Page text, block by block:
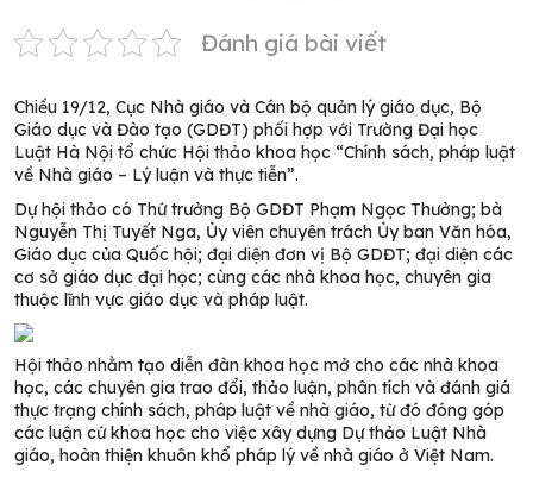
Đánh giá bài viết
Chiều 19/12, Cục Nhà giáo và Cán bộ quản lý giáo dục, Bộ
Giáo dục và Đào tạo (GDĐT) phối hợp với Trường Đại học
Luật Hà Nội tổ chức Hội thảo khoa học “Chính sách, pháp luật
về Nhà giáo – Lý luận và thực tiễn”.
Dự hội thảo có Thứ trưởng Bộ GDĐT Phạm Ngọc Thưởng; bà
Nguyễn Thị Tuyết Nga, Ủy viên chuyên trách Ủy ban Văn hóa,
Giáo dục của Quốc hội; đại diện đơn vị Bộ GDĐT; đại diện các
cơ sở giáo dục đại học; cùng các nhà khoa học, chuyên gia
thuộc lĩnh vực giáo dục và pháp luật.
Hội thảo nhằm tạo diễn đàn khoa học mở cho các nhà khoa
học, các chuyên gia trao đổi, thảo luận, phân tích và đánh giá
thực trạng chính sách, pháp luật về nhà giáo, từ đó đóng góp
các luận cứ khoa học cho việc xây dựng Dự thảo Luật Nhà
giáo, hoàn thiện khuôn khổ pháp lý về nhà giáo ở Việt Nam.